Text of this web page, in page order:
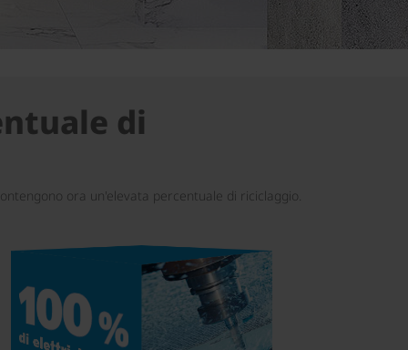
di
ora un'elevata percentuale di riciclaggio.